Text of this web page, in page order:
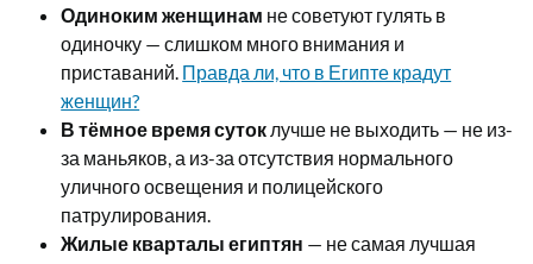
Одиноким женщинам не советуют гулять в
одиночку — слишком много внимания и
приставаний. Правда ли, что в Египте крадут
женщин?
В тёмное время суток лучше не выходить — не из-
за маньяков, а из-за отсутствия нормального
уличного освещения и полицейского
патрулирования.
Жилые кварталы египтян — не самая лучшая